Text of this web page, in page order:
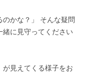
のかな？」 そんな疑問
緒に見守ってください
が見えてくる様子をお